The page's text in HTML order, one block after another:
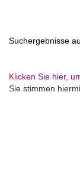
Suchergebnisse
Klicken Sie hier,
Sie stimmen